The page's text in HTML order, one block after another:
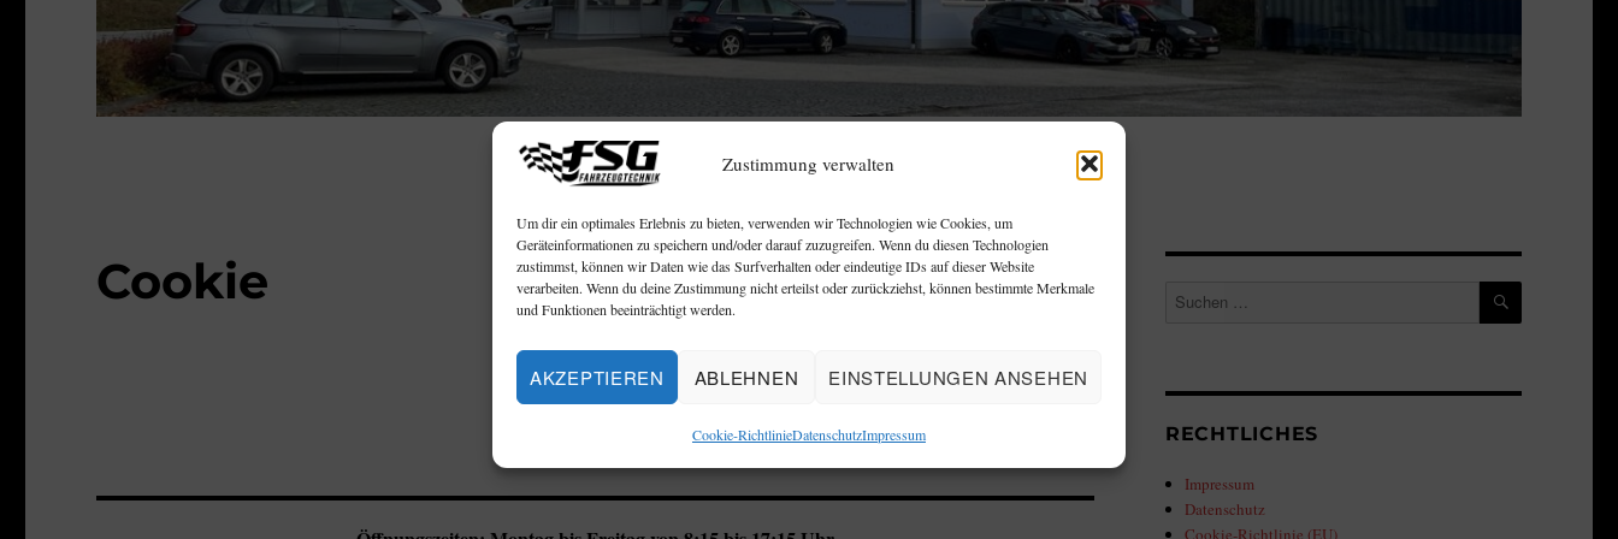
Zustimmung verwalten
Um dir ein optimales Erlebnis zu bieten, verwenden wir Technologien wie Cookies, um
Geräteinformationen zu speichern und/oder darauf zuzugreifen. Wenn du diesen Technologien
zustimmst, können wir Daten wie das Surfverhalten oder eindeutige IDs auf dieser Website
verarbeiten. Wenn du deine Zustimmung nicht erteilst oder zurückziehst, können bestimmte Merkmale
und Funktionen beeinträchtigt werden.
AKZEPTIEREN ABLEHNEN EINSTELLUNGEN ANSEHEN
Cookie-RichtlinieDatenschutzImpressum
Cookie
Suche
SUCHEN
RECHTLICHES
Impressum
Datenschutz
Cookie-Richtlinie (EU)